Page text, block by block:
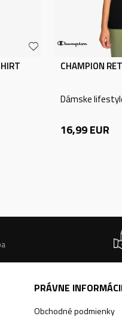
CHAMPION
Dámske
16,99EUR
PRÁVNE
Obchodné podmienky